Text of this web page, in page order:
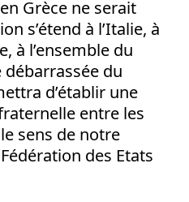
Grèce ne serait
s’étend à l’Italie, à
à l’ensemble du
du
d’établir une
entre les
sens de notre
des Etats